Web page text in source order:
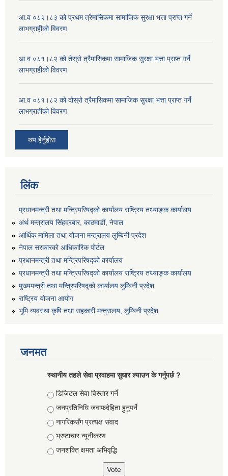
आ.व ०८२।८३ को प्रथम त्रैमासिकमा सामाजिक सुरक्षा भत्ता प्राप्त गर्ने
लाभग्राहीको विवरण
आ.व ०८१।८२ को तेस्रो त्रैमासिकमा सामाजिक सुरक्षा भत्ता प्राप्त गर्ने
लाभग्राहीको विवरण
आ.व ०८१।८२ को दोस्रो त्रैमासिकमा सामाजिक सुरक्षा भत्ता प्राप्त गर्ने
लाभग्राहीको विवरण
थप हेर्नुहोस
लिंक
प्रधानमन्त्री तथा मन्त्रिपरिषद्को कार्यालय राष्ट्रिय तथ्याङ्क कार्यालय
अर्थ मन्त्रालय सिंहदरबार, काठमाडौं, नेपाल
आर्थिक मामिला तथा योजना मन्त्रालय लुम्बिनी प्रदेश
नेपाल सरकारको आधिकारिक पोर्टल
प्रधानमन्त्री तथा मन्त्रिपरिषद्को कार्यालय
प्रधानमन्त्री तथा मन्त्रिपरिषद्को कार्यालय राष्ट्रिय तथ्याङ्क कार्यालय
मुख्यमन्त्री तथा मन्त्रिपरिषद्को कार्यालय लुम्बिनी प्रदेश
राष्ट्रिय योजना आयोग
भूमि व्यवस्था कृषि तथा सहकारी मन्त्रालय, लुम्बिनी प्रदेश
जनमत
स्थानीय तहले सेवा प्रवाहमा सुधार ल्याउन के गर्नुपर्छ ?
Choices
डिजिटल सेवा विस्तार गर्ने
जनप्रतिनिधि जवाफदेहिता हुनुपर्ने
नागरिकसँग प्रत्यक्ष संवाद
भ्रष्टाचार न्यूनीकरण
जनशक्ति क्षमता अभिवृद्धि